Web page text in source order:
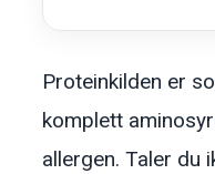
Proteinkilden er
komplett
allergen. Taler du